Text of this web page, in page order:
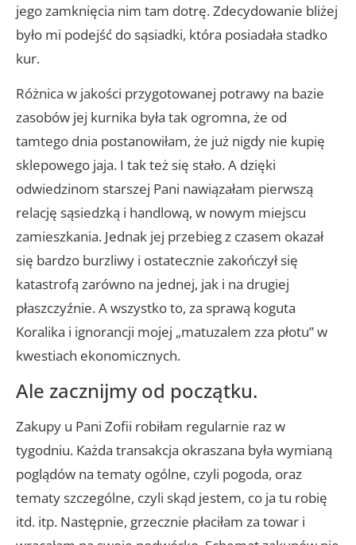
jego zamknięcia nim tam dotrę. Zdecydowanie bliżej
było mi podejść do sąsiadki, która posiadała stadko
kur.
Różnica w jakości przygotowanej potrawy na bazie
zasobów jej kurnika była tak ogromna, że od
tamtego dnia postanowiłam, że już nigdy nie kupię
sklepowego jaja. I tak też się stało. A dzięki
odwiedzinom starszej Pani nawiązałam pierwszą
relację sąsiedzką i handlową, w nowym miejscu
zamieszkania. Jednak jej przebieg z czasem okazał
się bardzo burzliwy i ostatecznie zakończył się
katastrofą zarówno na jednej, jak i na drugiej
płaszczyźnie. A wszystko to, za sprawą koguta
Koralika i ignorancji mojej „matuzalem zza płotu” w
kwestiach ekonomicznych.
Ale zacznijmy od początku.
Zakupy u Pani Zofii robiłam regularnie raz w
tygodniu. Każda transakcja okraszana była wymianą
poglądów na tematy ogólne, czyli pogoda, oraz
tematy szczególne, czyli skąd jestem, co ja tu robię
itd. itp. Następnie, grzecznie płaciłam za towar i